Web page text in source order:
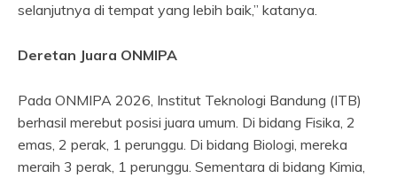
selanjutnya di tempat yang lebih baik,” katanya.
Deretan Juara ONMIPA
Pada ONMIPA 2026, Institut Teknologi Bandung (ITB)
berhasil merebut posisi juara umum. Di bidang Fisika, 2
emas, 2 perak, 1 perunggu. Di bidang Biologi, mereka
meraih 3 perak, 1 perunggu. Sementara di bidang Kimia,